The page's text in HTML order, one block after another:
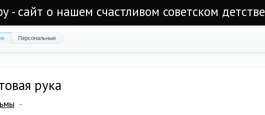
- сайт о нашем счастливом советском детстве
Персональные
рука